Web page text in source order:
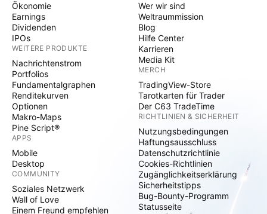
Ökonomie
Earnings
Dividenden
IPOs
WEITERE PRODUKTE
Nachrichtenstrom
Portfolios
Fundamentalgraphen
Renditekurven
Optionen
Makro-Maps
Pine Script®
APPS
Mobile
Desktop
COMMUNITY
Soziales Netzwerk
Wall of Love
Einem Freund empfehlen
Wer wir sind
Weltraummission
Blog
Hilfe Center
Karrieren
Media Kit
MERCH
TradingView-Store
Tarotkarten für Trader
Der C63 TradeTime
RICHTLINIEN & SICHERHEIT
Nutzungsbedingungen
Haftungsausschluss
Datenschutzrichtlinie
Cookies-Richtlinien
Zugänglichkeitserklärung
Sicherheitstipps
Bug-Bounty-Programm
Statusseite